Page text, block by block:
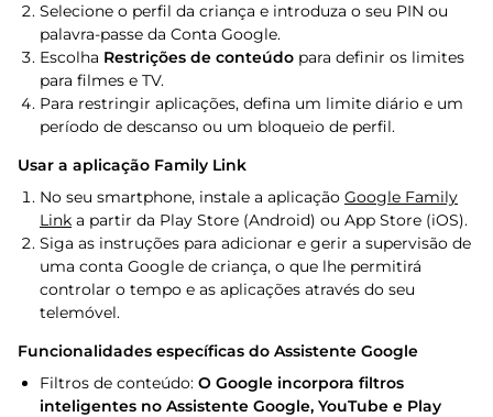
Selecione o perfil da criança e introduza o seu PIN ou
palavra-passe da Conta Google.
Escolha Restrições de conteúdo para definir os limites
para filmes e TV.
Para restringir aplicações, defina um limite diário e um
período de descanso ou um bloqueio de perfil.
Usar a aplicação Family Link
No seu smartphone, instale a aplicação Google Family
Link a partir da Play Store (Android) ou App Store (iOS).
Siga as instruções para adicionar e gerir a supervisão de
uma conta Google de criança, o que lhe permitirá
controlar o tempo e as aplicações através do seu
telemóvel.
Funcionalidades específicas do Assistente Google
Filtros de conteúdo: O Google incorpora filtros
inteligentes no Assistente Google, YouTube e Play